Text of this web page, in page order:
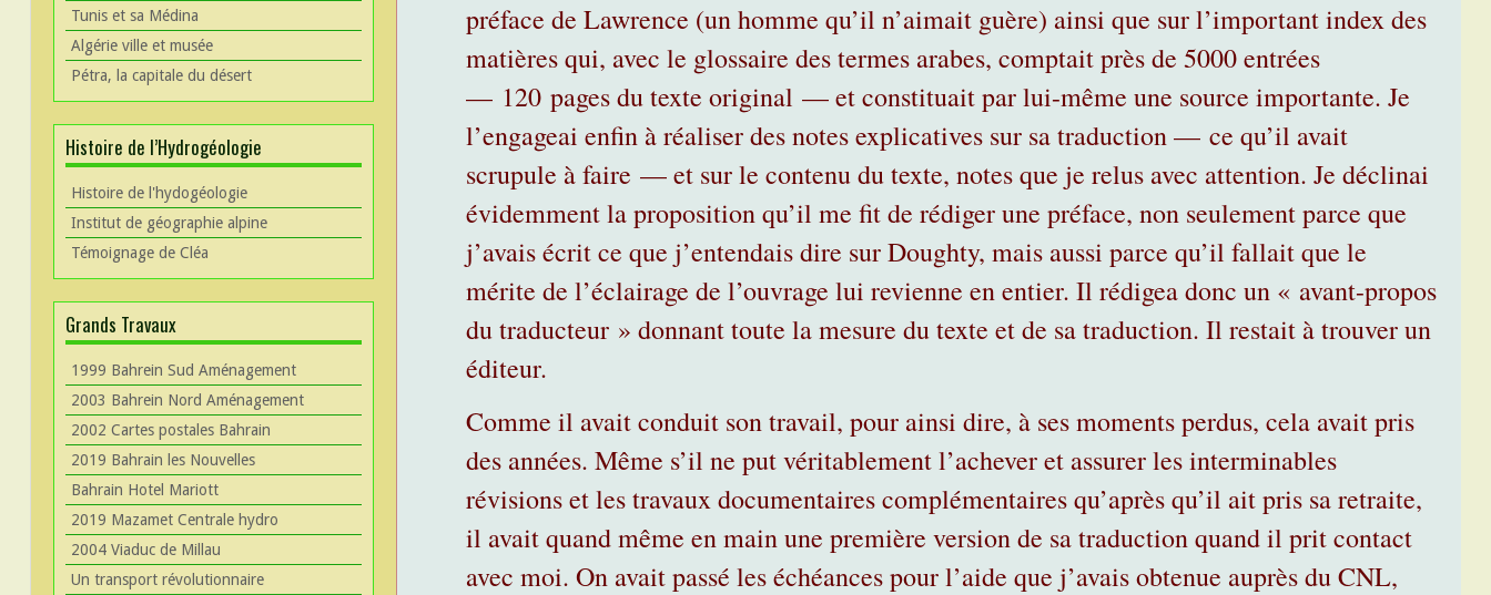
Tunis et sa Médina
Algérie ville et musée
Pétra, la capitale du désert
Histoire de l’Hydrogéologie
Histoire de l'hydogéologie
Institut de géographie alpine
Témoignage de Cléa
Grands Travaux
1999 Bahrein Sud Aménagement
2003 Bahrein Nord Aménagement
2002 Cartes postales Bahrain
2019 Bahrain les Nouvelles
Bahrain Hotel Mariott
2019 Mazamet Centrale hydro
2004 Viaduc de Millau
Un transport révolutionnaire
préface de Lawrence (un homme qu’il n’aimait guère) ainsi que sur l’important index des
matières qui, avec le glossaire des termes arabes, comptait près de 5000 entrées
— 120 pages du texte original — et constituait par lui-même une source importante. Je
l’engageai enfin à réaliser des notes explicatives sur sa traduction — ce qu’il avait
scrupule à faire — et sur le contenu du texte, notes que je relus avec attention. Je déclinai
évidemment la proposition qu’il me fit de rédiger une préface, non seulement parce que
j’avais écrit ce que j’entendais dire sur Doughty, mais aussi parce qu’il fallait que le
mérite de l’éclairage de l’ouvrage lui revienne en entier. Il rédigea donc un « avant-propos
du traducteur » donnant toute la mesure du texte et de sa traduction. Il restait à trouver un
éditeur.
Comme il avait conduit son travail, pour ainsi dire, à ses moments perdus, cela avait pris
des années. Même s’il ne put véritablement l’achever et assurer les interminables
révisions et les travaux documentaires complémentaires qu’après qu’il ait pris sa retraite,
il avait quand même en main une première version de sa traduction quand il prit contact
avec moi. On avait passé les échéances pour l’aide que j’avais obtenue auprès du CNL,